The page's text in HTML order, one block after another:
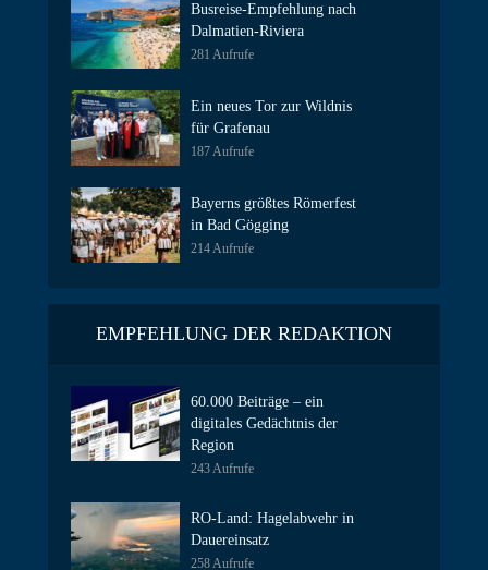
Busreise-Empfehlung nach
Dalmatien-Riviera
281 Aufrufe
Ein neues Tor zur Wildnis
für Grafenau
187 Aufrufe
Bayerns größtes Römerfest
in Bad Gögging
214 Aufrufe
EMPFEHLUNG DER REDAKTION
60.000 Beiträge – ein
digitales Gedächtnis der
Region
243 Aufrufe
RO-Land: Hagelabwehr in
Dauereinsatz
258 Aufrufe